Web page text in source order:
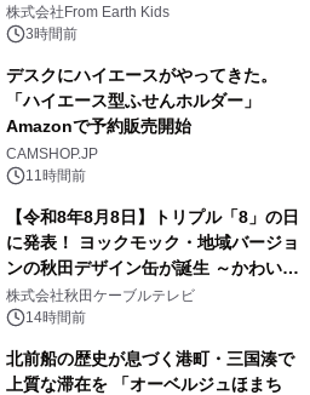
(日)開催
株式会社From Earth Kids
3時間前
デスクにハイエースがやってきた。
「ハイエース型ふせんホルダー」
Amazonで予約販売開始
CAMSHOP.JP
11時間前
【令和8年8月8日】トリプル「8」の日
に発表！ ヨックモック・地域バージョ
ンの秋田デザイン缶が誕生 ～かわいい
秋田犬の子犬と秋田の四季と名所を巡
るパッケージ～ 9月1日(火)秋田県内で
株式会社秋田ケーブルテレビ
14時間前
北前船の歴史が息づく港町・三国湊で
上質な滞在を 「オーベルジュほまち